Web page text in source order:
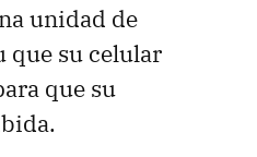
unidad de
que su celular
que su